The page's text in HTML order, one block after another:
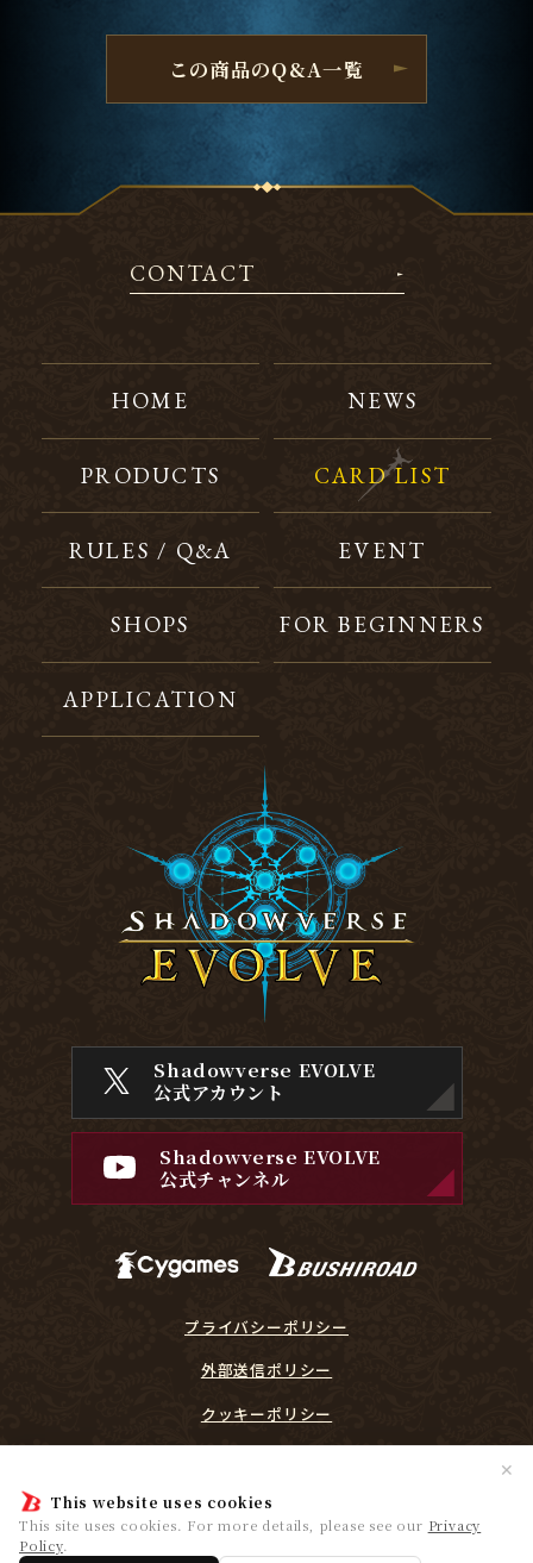
This website uses cookies
This site uses cookies. For more details, please see our Privacy
Policy.
✕
この商品のQ&A一覧
CONTACT
HOME NEWS
PRODUCTS CARD LIST
RULES / Q&A EVENT
SHOPS FOR BEGINNERS
APPLICATION
Shadowverse EVOLVE
公式アカウント
Shadowverse EVOLVE
公式チャンネル
プライバシーポリシー
外部送信ポリシー
クッキーポリシー
プレイヤーリスペクト宣言